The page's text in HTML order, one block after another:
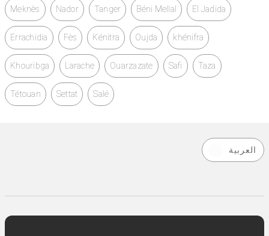
Meknès Nador Tanger Béni Mellal El Jadida
Errachidia Fès Kénitra Oujda khénifra
Khouribga Larache Ouarzazate Safi Taza
Tétouan Settat Salé
العربية